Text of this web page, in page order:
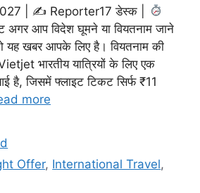
| ✍ Reporter17 डेस्क |
अगर आप विदेश घूमने या वियतनाम जाने
यह खबर आपके लिए है। वियतनाम की
भारतीय यात्रियों के लिए एक
है, जिसमें फ्लाइट टिकट सिर्फ ₹11
more
Offer, International Travel,